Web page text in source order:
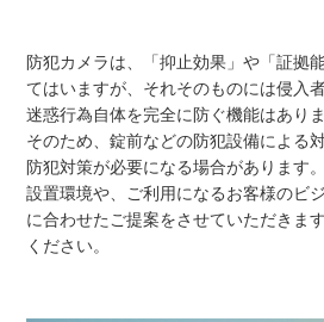
防犯カメラは、「抑止効果」や「証拠
てはいますが、それそのものには侵入
迷惑行為自体を完全に防ぐ機能はありま
そのため、錠前などの防犯設備による
防犯対策が必要になる場合があります。
設置環境や、ご利用になるお客様のビ
に合わせたご提案をさせていただきま
ください。